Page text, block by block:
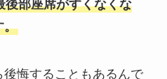
後部座席がすくなくな
。
悔することもあるんで